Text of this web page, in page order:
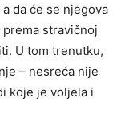
da će se njegova
stravičnoj
U tom trenutku,
– nesreća nije
koje je voljela i